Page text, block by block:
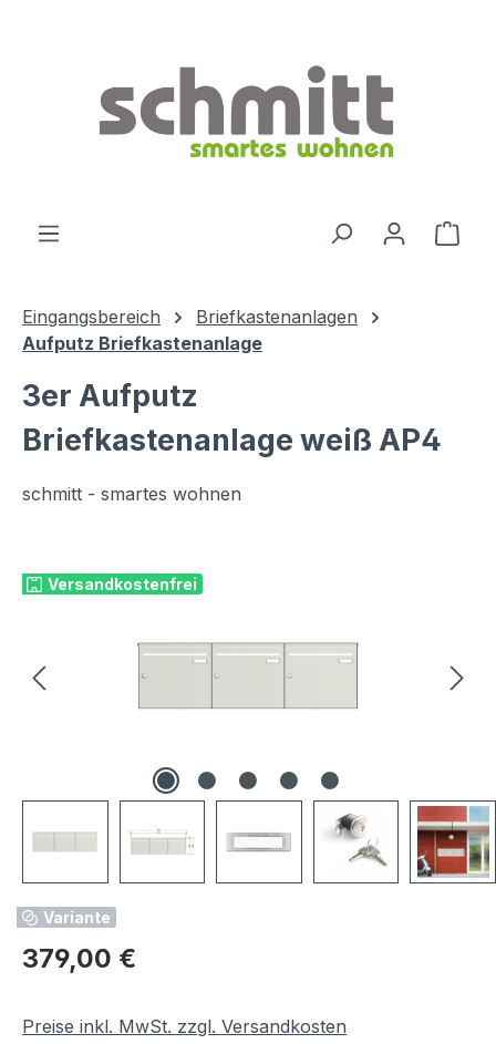
Eingangsbereich
Briefkastenanlagen
Aufputz Briefkastenanlage
3er Aufputz
Briefkastenanlage weiß AP4
schmitt - smartes wohnen
Versandkostenfrei
Variante
Regulärer Preis:
379,00 €
Preise inkl. MwSt. zzgl. Versandkosten